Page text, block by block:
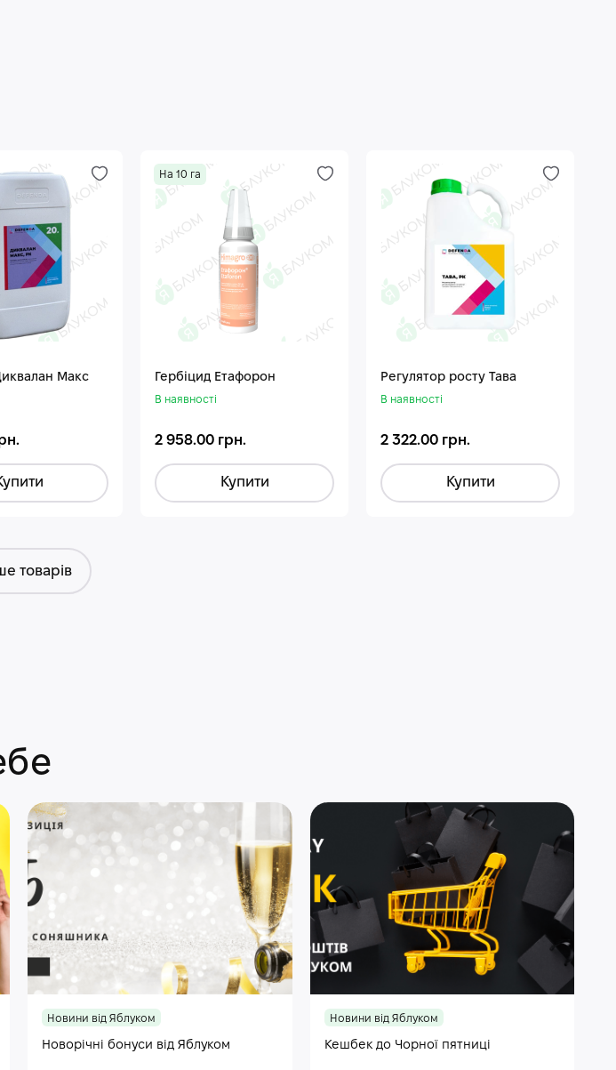
Макс
На 10 га
Гербіцид Етафорон
В наявності
2 958.00 грн.
Купити
Регулятор росту Тава
В наявності
2 322.00 грн.
Купити
товарів
Новини від Яблуком
Новорічні бонуси від Яблуком
Новини від Яблуком
Кешбек до Чорної пятниці